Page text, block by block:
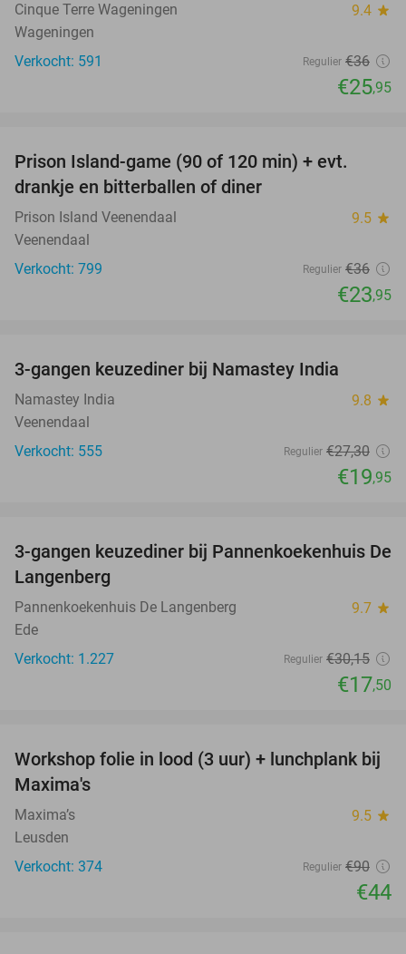
Cinque Terre Wageningen 9.4 star
Wageningen
Verkocht: 591
Regulier €36
€25,95
Prison Island-game (90 of 120 min) + evt.
drankje en bitterballen of diner
Prison Island Veenendaal 9.5 star
Veenendaal
Verkocht: 799
Regulier €36
€23,95
3-gangen keuzediner bij Namastey India
Namastey India 9.8 star
Veenendaal
Verkocht: 555
Regulier €27,30
€19,95
42%
3-gangen keuzediner bij Pannenkoekenhuis De
Langenberg
Pannenkoekenhuis De Langenberg 9.7 star
Ede
Verkocht: 1.227
Regulier €30,15
€17,50
51%
Workshop folie in lood (3 uur) + lunchplank bij
Maxima's
Maxima’s 9.5 star
Leusden
Verkocht: 374
Regulier €90
€44